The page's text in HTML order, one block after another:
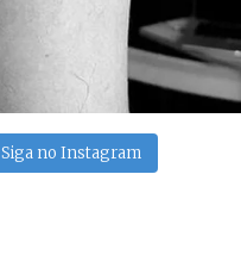
Siga no Instagram